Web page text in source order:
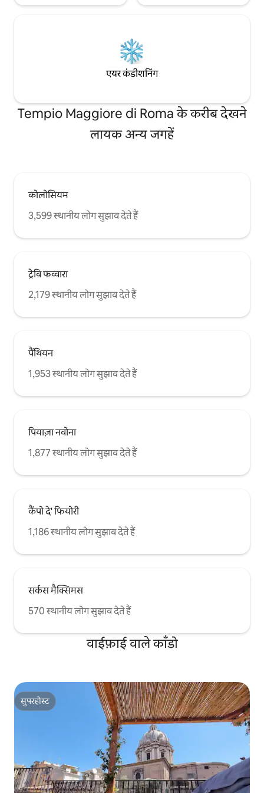
एयर कंडीशनिंग
Tempio Maggiore di Roma के करीब देखने
लायक अन्य जगहें
कोलोसियम
3,599 स्थानीय लोग सुझाव देते हैं
ट्रेवि फव्वारा
2,179 स्थानीय लोग सुझाव देते हैं
पैंथियन
1,953 स्थानीय लोग सुझाव देते हैं
पियाज़ा नवोना
1,877 स्थानीय लोग सुझाव देते हैं
कैंपो दे' फियोरी
1,186 स्थानीय लोग सुझाव देते हैं
सर्कस मैक्सिमस
570 स्थानीय लोग सुझाव देते हैं
वाईफ़ाई वाले काँडो
सुपरहोस्ट
सुपरहोस्ट